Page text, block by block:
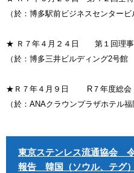
（於：博多駅前ビジネスセンタービ
★ Ｒ７年４月２４日 第１回理
（於：博多三井ビルディング2号館
★Ｒ７年４月９日 R７年度総会
（於：ANAクラウンプラザホテル福
東京ステンレス流通協会
報告 韓国（ソウル、テグ）